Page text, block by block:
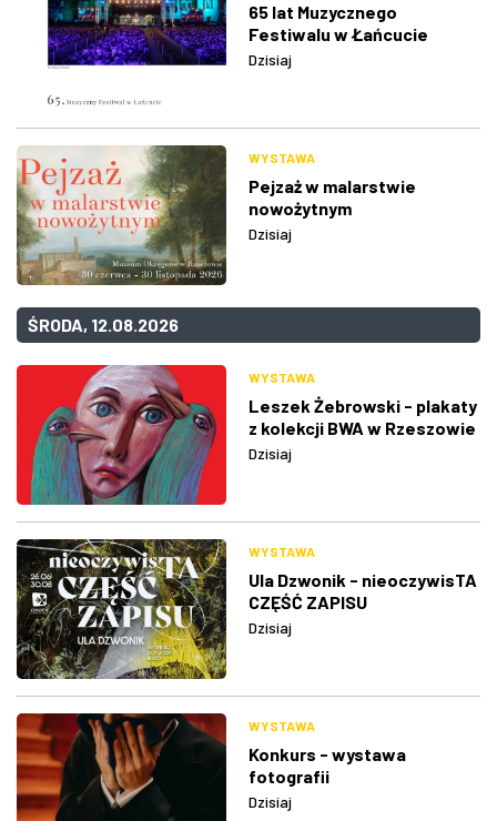
65 lat Muzycznego
Festiwalu w Łańcucie
Dzisiaj
WYSTAWA
Pejzaż w malarstwie
nowożytnym
Dzisiaj
ŚRODA, 12.08.2026
WYSTAWA
Leszek Żebrowski - plakaty
z kolekcji BWA w Rzeszowie
Dzisiaj
WYSTAWA
Ula Dzwonik - nieoczywisTA
CZĘŚĆ ZAPISU
Dzisiaj
WYSTAWA
Konkurs - wystawa
fotografii
Dzisiaj